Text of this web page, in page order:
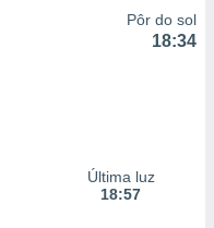
Pôr do sol
18:34
Última luz
18:57